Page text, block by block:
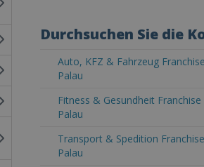
Durchsuchen Sie die
Auto, KFZ & Fahrzeug
Palau
Fitness & Gesundheit Franchise
Palau
Transport & Spedition
Palau